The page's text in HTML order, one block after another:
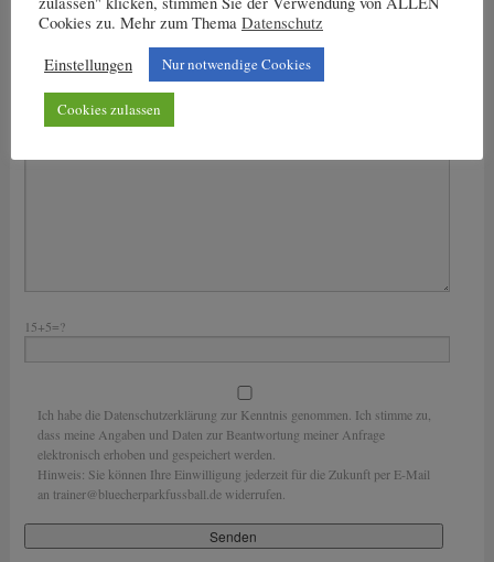
Deine E-Mail-Adresse
Bitte lasse dieses Feld leer.
Deine Nachricht
15+5=?
Ich habe die Datenschutzerklärung zur Kenntnis genommen. Ich stimme zu,
dass meine Angaben und Daten zur Beantwortung meiner Anfrage
elektronisch erhoben und gespeichert werden.
Hinweis: Sie können Ihre Einwilligung jederzeit für die Zukunft per E-Mail
an trainer@bluecherparkfussball.de widerrufen.
Cookies zu. Mehr zum Thema Datenschutz
Einstellungen
Nur notwendige Cookies
Cookies zulassen